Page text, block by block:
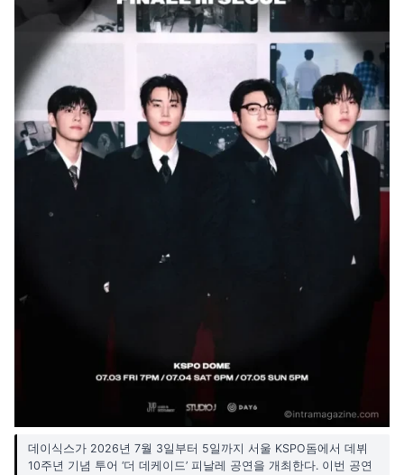
데이식스가 2026년 7월 3일부터 5일까지 서울 KSPO돔에서 데뷔
10주년 기념 투어 ‘더 데케이드’ 피날레 공연을 개최한다. 이번 공연